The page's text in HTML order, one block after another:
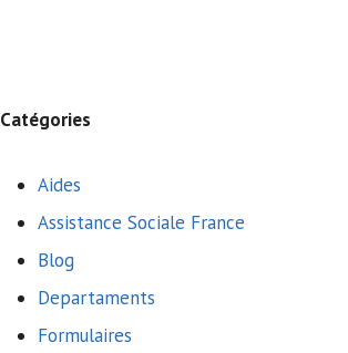
Catégories
Aides
Assistance Sociale France
Blog
Departaments
Formulaires